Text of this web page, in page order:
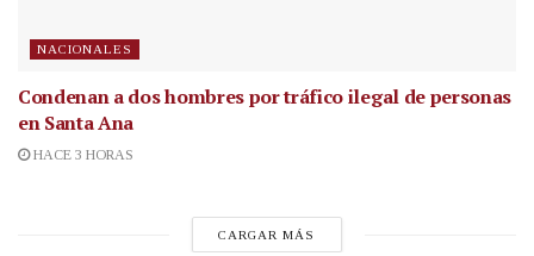
NACIONALES
Condenan a dos hombres por tráfico ilegal de personas
en Santa Ana
HACE 3 HORAS
CARGAR MÁS